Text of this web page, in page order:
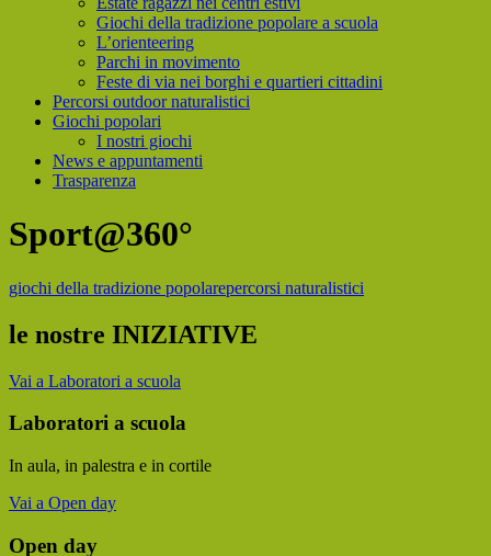
Giochi della tradizione popolare a scuola
L’orienteering
Parchi in movimento
Feste di via nei borghi e quartieri cittadini
Percorsi outdoor naturalistici
Giochi popolari
I nostri giochi
News e appuntamenti
Trasparenza
Sport@360°
giochi della tradizione popolarepercorsi naturalistici
le nostre INIZIATIVE
Vai a Laboratori a scuola
Laboratori a scuola
In aula, in palestra e in cortile
Vai a Open day
Open day